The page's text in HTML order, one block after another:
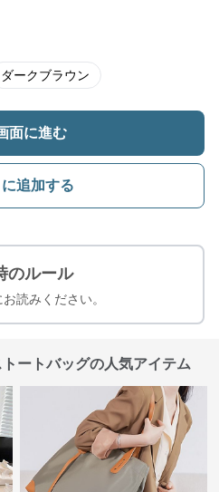
ダークブラウン
面に進む
追加する
のルール
読みください。
ートバッグの人気アイテム